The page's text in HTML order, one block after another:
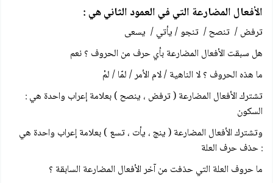
الأفعال المضارعة التي في العمود الثاني هي :
ترفض / تنصح / تنجو / يأتي / يسعى
هل سبقت الأفعال المضارعة بأي حرف من الحروف ؟ نعم
ما هذه الحروف ؟ لا الناهية / لام الأمر / لمّا / لمْ
تشترك الأفعال المضارعة ( ترفض ، ينصح ) بعلامة إعراب واحدة هي :
السكون
وتشترك الأفعال المضارعة ( ينج ، يأت ، تسع ) بعلامة إعراب واحدة هي
: حذف حرف العلة
ما حروف العلة التي حذفت من آخر الأفعال المضارعة السابقة ؟